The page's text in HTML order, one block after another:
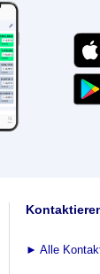
► Alle